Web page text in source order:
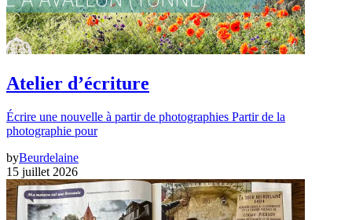
Atelier d’écriture
Écrire une nouvelle à partir de photographies Partir de la
photographie pour
byBeurdelaine
15 juillet 2026